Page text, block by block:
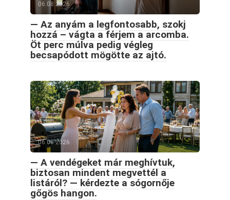
06.08.2026
— Az anyám a legfontosabb, szokj
hozzá – vágta a férjem a arcomba.
Öt perc múlva pedig végleg
becsapódott mögötte az ajtó.
06.08.2026
— A vendégeket már meghívtuk,
biztosan mindent megvettél a
listáról? — kérdezte a sógornője
gőgös hangon.